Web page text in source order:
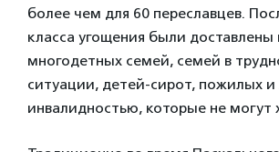
более чем для 60 переславцев.
класса угощения были доставлены
многодетных семей, семей в
ситуации, детей-сирот, пожилых
инвалидностью, которые не могут